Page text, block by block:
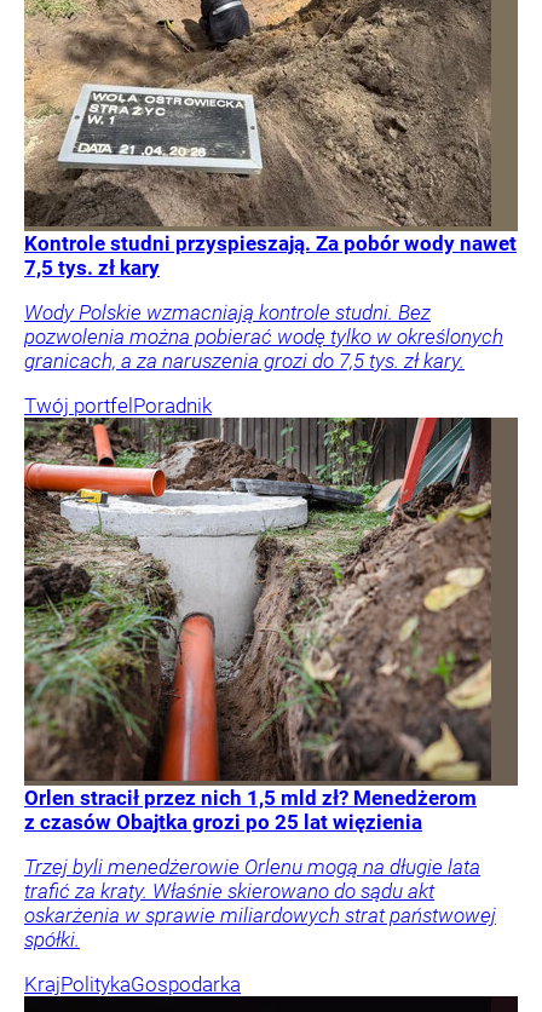
Kontrole studni przyspieszają. Za pobór wody nawet
7,5 tys. zł kary
Wody Polskie wzmacniają kontrole studni. Bez
pozwolenia można pobierać wodę tylko w określonych
granicach, a za naruszenia grozi do 7,5 tys. zł kary.
Twój portfelPoradnik
Orlen stracił przez nich 1,5 mld zł? Menedżerom
z czasów Obajtka grozi po 25 lat więzienia
Trzej byli menedżerowie Orlenu mogą na długie lata
trafić za kraty. Właśnie skierowano do sądu akt
oskarżenia w sprawie miliardowych strat państwowej
spółki.
KrajPolitykaGospodarka